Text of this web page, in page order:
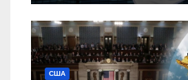
США